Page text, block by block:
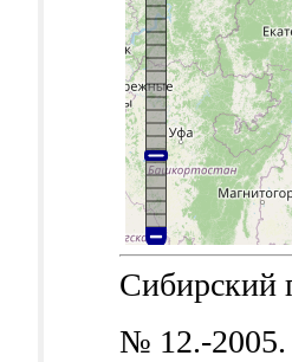
Сибирский
№ 12.-2005.